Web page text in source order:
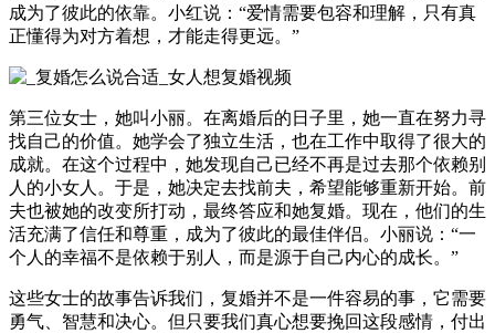
成为了彼此的依靠。小红说：“爱情需要包容和理解，只有真
正懂得为对方着想，才能走得更远。”
第三位女士，她叫小丽。在离婚后的日子里，她一直在努力寻
找自己的价值。她学会了独立生活，也在工作中取得了很大的
成就。在这个过程中，她发现自己已经不再是过去那个依赖别
人的小女人。于是，她决定去找前夫，希望能够重新开始。前
夫也被她的改变所打动，最终答应和她复婚。现在，他们的生
活充满了信任和尊重，成为了彼此的最佳伴侣。小丽说：“一
个人的幸福不是依赖于别人，而是源于自己内心的成长。”
这些女士的故事告诉我们，复婚并不是一件容易的事，它需要
勇气、智慧和决心。但只要我们真心想要挽回这段感情，付出